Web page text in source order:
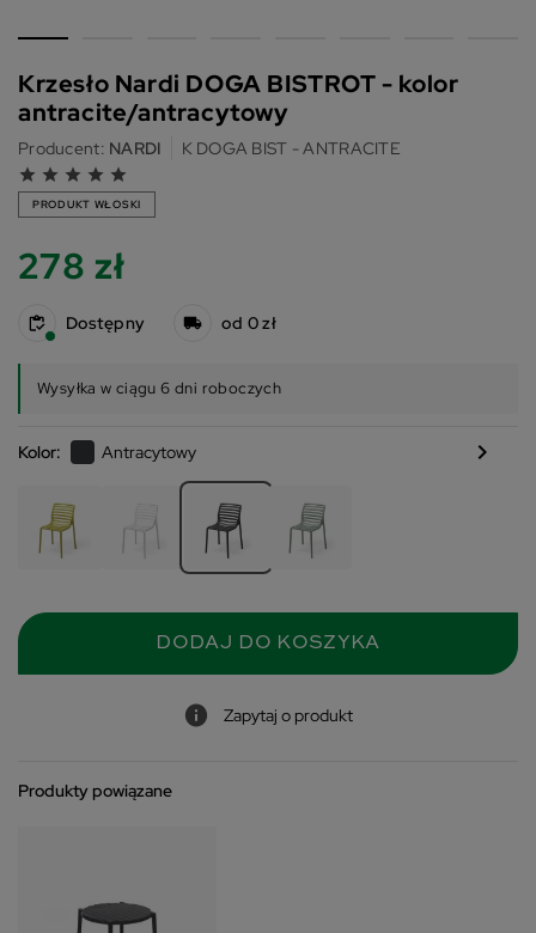
Krzesło Nardi DOGA BISTROT - kolor
antracite/antracytowy
Producent: NARDI K DOGA BIST - ANTRACITE
grade grade grade grade grade
PRODUKT WŁOSKI
278 zł
Dostępny od 0 zł
Wysyłka w ciągu 6 dni roboczych
Kolor: Antracytowy chevron_right
DODAJ DO KOSZYKA
Zapytaj o produkt
Produkty powiązane